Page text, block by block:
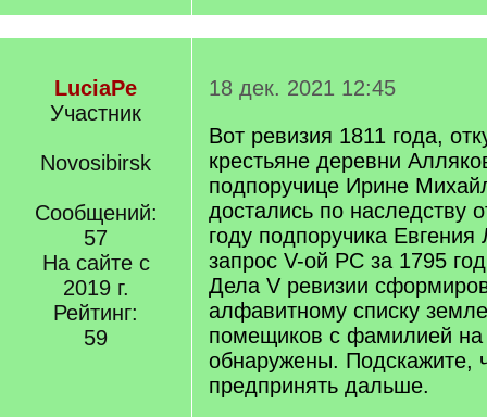
LuciaPe
Участник
Novosibirsk
Сообщений:
57
На сайте с
2019 г.
Рейтинг:
59
18 дек. 2021 12:45
Вот ревизия 1811 года,
крестьяне деревни
подпоручице Ирине
достались по наследству
году подпоручика
запрос V-ой РС за 1795
Дела V ревизии
алфавитному списку
помещиков с фамилией на
обнаружены. Подскажите,
предпринять дальше.